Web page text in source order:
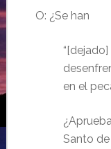
O: ¿Se han
en el
Santo